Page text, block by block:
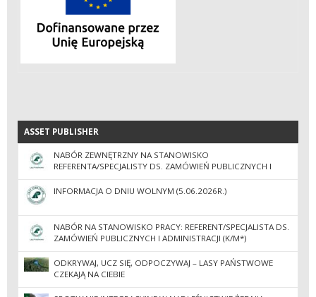
ASSET PUBLISHER
ASSET PUBLISHER
NABÓR ZEWNĘTRZNY NA STANOWISKO
REFERENTA/SPECJALISTY DS. ZAMÓWIEŃ PUBLICZNYCH I
ADMINISTRACJI
INFORMACJA O DNIU WOLNYM (5.06.2026R.)
NABÓR NA STANOWISKO PRACY: REFERENT/SPECJALISTA DS.
ZAMÓWIEŃ PUBLICZNYCH I ADMINISTRACJI (K/M*)
ODKRYWAJ, UCZ SIĘ, ODPOCZYWAJ – LASY PAŃSTWOWE
CZEKAJĄ NA CIEBIE